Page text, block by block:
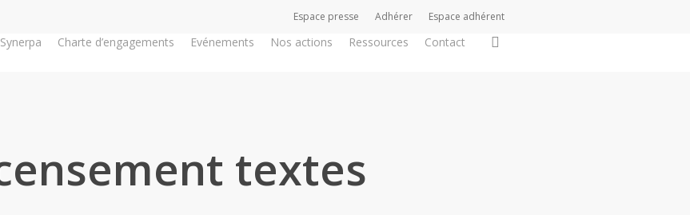
Espace presse Adhérer Espace adhérent
Charte d’engagements Evénements Nos actions Ressources Contact
textes